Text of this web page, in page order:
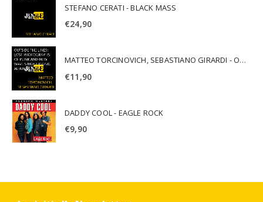
STEFANO CERATI - BLACK MASS
€24,90
MATTEO TORCINOVICH, SEBASTIANO GIRARDI - OUTSIDE THE LINES: LOST PHOTOGRAPHS OF PUNK AND NEW WAVE'S MOST ICONIC ALBUMS
€11,90
DADDY COOL - EAGLE ROCK
€9,90